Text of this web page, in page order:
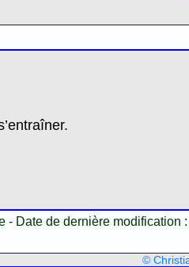
- Date de dernière modification
©